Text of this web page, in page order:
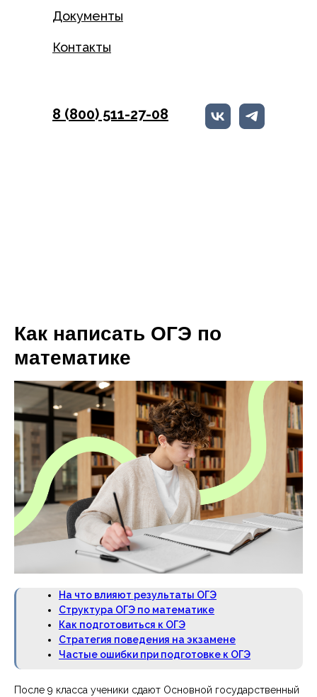
Контакты
Документы
8 (800) 511-27-08
Как написать ОГЭ по
математике
На что влияют результаты ОГЭ
Структура ОГЭ по математике
Как подготовиться к ОГЭ
Стратегия поведения на экзамене
Частые ошибки при подготовке к ОГЭ
После 9 класса ученики сдают Основной государственный